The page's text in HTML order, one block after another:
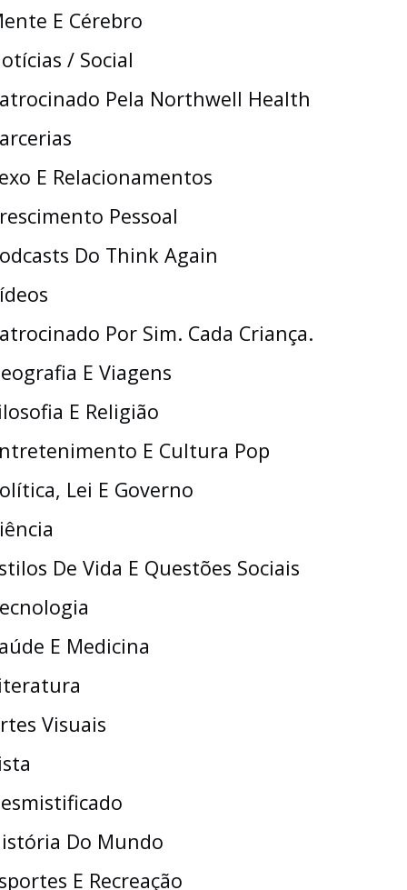
E Cérebro
/ Social
Pela Northwell Health
E Relacionamentos
Pessoal
Do Think Again
Por Sim. Cada Criança.
E Viagens
E Religião
E Cultura Pop
Lei E Governo
De Vida E Questões Sociais
E Medicina
Visuais
Do Mundo
E Recreação